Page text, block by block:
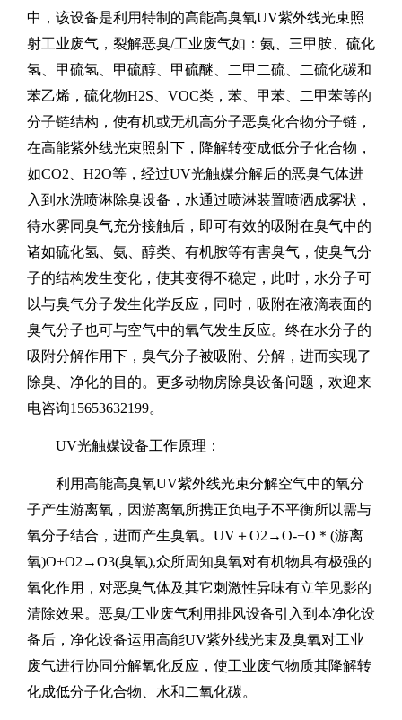
中，该设备是利用特制的高能高臭氧UV紫外线光束照
射工业废气，裂解恶臭/工业废气如：氨、三甲胺、硫化
氢、甲硫氢、甲硫醇、甲硫醚、二甲二硫、二硫化碳和
苯乙烯，硫化物H2S VOC类，苯、甲苯、二甲苯等的
分子链结构，使有机或无机高分子恶臭化合物分子链，
在高能紫外线光束照射下，降解转变成低分子化合物，
如CO2 H2O等，经过UV光触媒分解后的恶臭气体进
入到水洗喷淋除臭设备，水通过喷淋装置喷洒成雾状，
待水雾同臭气充分接触后，即可有效的吸附在臭气中的
诸如硫化氢、氨、醇类、有机胺等有害臭气，使臭气分
子的结构发生变化，使其变得不稳定，此时，水分子可
以与臭气分子发生化学反应，同时，吸附在液滴表面的
臭气分子也可与空气中的氧气发生反应。终在水分子的
吸附分解作用下，臭气分子被吸附、分解，进而实现了
除臭、净化的目的。更多动物房除臭设备问题，欢迎来
电咨询15653632199。
UV光触媒设备工作原理：
利用高能高臭氧UV紫外线光束分解空气中的氧分
子产生游离氧，因游离氧所携正负电子不平衡所以需与
氧分子结合，进而产生臭氧。 UV＋O2 →O-+O ＊ (游离
氧)O+O2 →O3(臭氧),众所周知臭氧对有机物具有极强的
氧化作用，对恶臭气体及其它刺激性异味有立竿见影的
清除效果。恶臭/工业废气利用排风设备引入到本净化设
备后，净化设备运用高能UV紫外线光束及臭氧对工业
废气进行协同分解氧化反应，使工业废气物质其降解转
化成低分子化合物、水和二氧化碳。